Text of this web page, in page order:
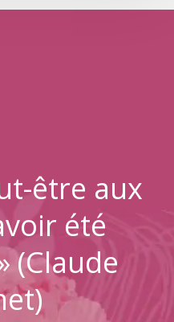
être aux
été
(Claude